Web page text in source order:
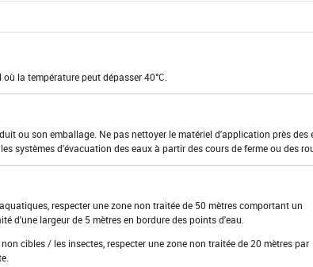
la température peut dépasser 40°C.
ou son emballage. Ne pas nettoyer le matériel d'application près des
systèmes d'évacuation des eaux à partir des cours de ferme ou des
respecter une zone non traitée de 50 mètres comportant un
d'une largeur de 5 mètres en bordure des points d'eau.
cibles / les insectes, respecter une zone non traitée de 20 mètres par